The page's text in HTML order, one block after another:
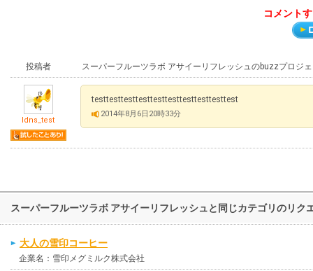
コメント
投稿者 スーパーフルーツラボ アサイーリフレッシュのbuzzプロジ
ldns_test
testtesttesttesttesttesttesttesttesttest
2014年8月6日20時33分
スーパーフルーツラボ アサイーリフレッシュと同じカテゴリのリク
大人の雪印コーヒー
企業名：雪印メグミルク株式会社